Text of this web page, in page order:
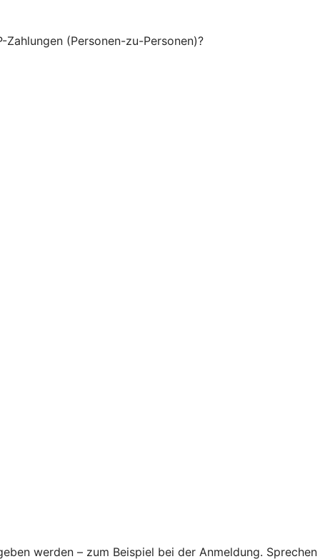
(Personen-zu-Personen)?
werden – zum Beispiel bei der Anmeldung. Sprechen